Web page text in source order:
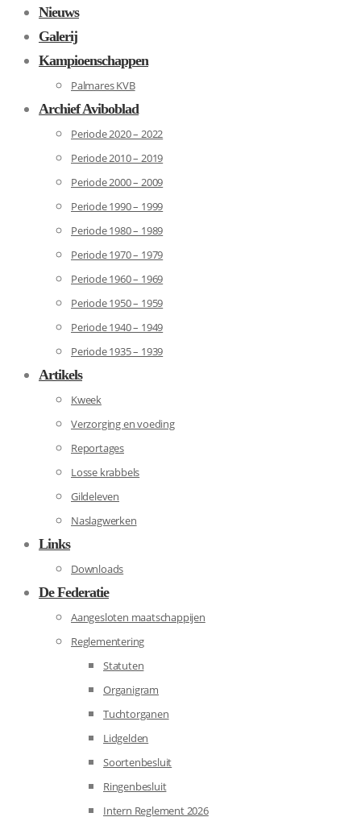
Nieuws
Galerij
Kampioenschappen
Palmares KVB
Archief Aviboblad
Periode 2020 – 2022
Periode 2010 – 2019
Periode 2000 – 2009
Periode 1990 – 1999
Periode 1980 – 1989
Periode 1970 – 1979
Periode 1960 – 1969
Periode 1950 – 1959
Periode 1940 – 1949
Periode 1935 – 1939
Artikels
Kweek
Verzorging en voeding
Reportages
Losse krabbels
Gildeleven
Naslagwerken
Links
Downloads
De Federatie
Aangesloten maatschappijen
Reglementering
Statuten
Organigram
Tuchtorganen
Lidgelden
Soortenbesluit
Ringenbesluit
Intern Reglement 2026